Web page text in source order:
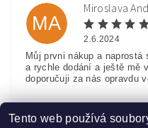
MA
Miroslava
2.6.2024
Můj prvni nákup a
a rychle dodání a ještě mě
doporučuji za nás opravdu
Tento web používá